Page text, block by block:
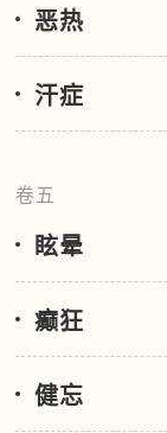
恶热
汗症
卷五
眩晕
癫狂
健忘